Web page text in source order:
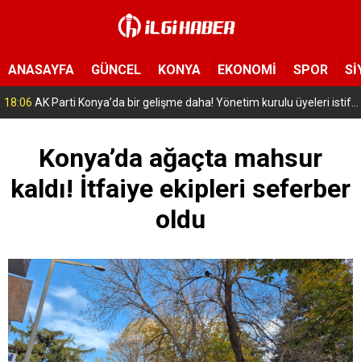
ANASAYFA GÜNCEL KONYA EKONOMİ SPOR
16:56 Selçuklu’da geleceğin mühendisleri yetişiyor! Çocuklar uzay ve havacılığa adım attı
Konya’da ağaçta mahsur
kaldı! İtfaiye ekipleri seferber
oldu